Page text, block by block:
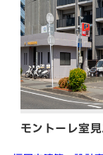
モントーレ室